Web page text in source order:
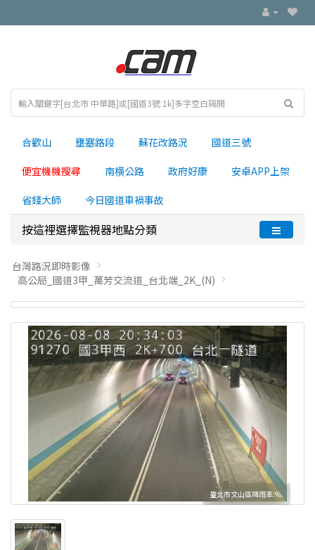
合歡山 壅塞路段 蘇花改路況 國道三號
便宜機機搜尋 南横公路 政府好康 安卓APP上架
省錢大師 今日國道車禍事故
按這裡選擇監視器地點分類
台灣路況即時影像
高公局_國道3甲_萬芳交流道_台北端_2K_(N)
臺北市文山區降雨率:%.